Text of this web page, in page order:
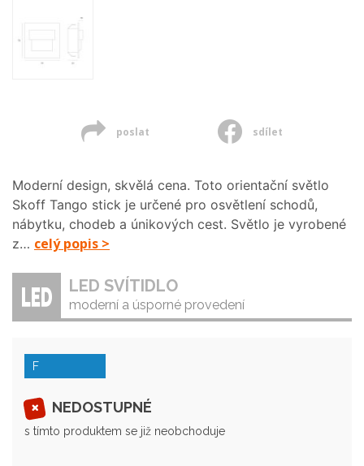
poslat sdílet
Moderní design, skvělá cena. Toto orientační světlo
Skoff Tango stick je určené pro osvětlení schodů,
nábytku, chodeb a únikových cest. Světlo je vyrobené
z… celý popis >
LED SVÍTIDLO
moderní a úsporné provedení
F
NEDOSTUPNÉ
s tímto produktem se již neobchoduje